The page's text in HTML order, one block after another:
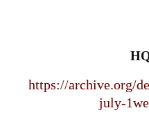
https://archive.org/
july-